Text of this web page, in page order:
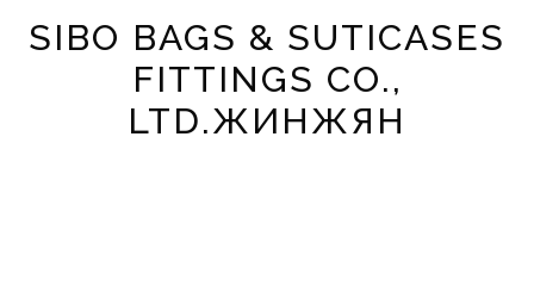
SIBO BAGS & SUTICASES
FITTINGS CO.,
LTD.ЖИНЖЯН